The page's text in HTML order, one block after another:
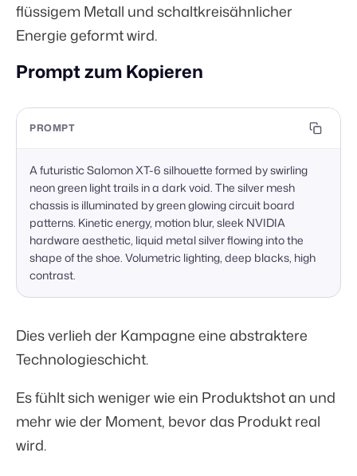
flüssigem Metall und schaltkreisähnlicher
Energie geformt wird.
Prompt zum Kopieren
PROMPT
A futuristic Salomon XT-6 silhouette formed by swirling
neon green light trails in a dark void. The silver mesh
chassis is illuminated by green glowing circuit board
patterns. Kinetic energy, motion blur, sleek NVIDIA
hardware aesthetic, liquid metal silver flowing into the
shape of the shoe. Volumetric lighting, deep blacks, high
contrast.
Dies verlieh der Kampagne eine abstraktere
Technologieschicht.
Es fühlt sich weniger wie ein Produktshot an und
mehr wie der Moment, bevor das Produkt real
wird.